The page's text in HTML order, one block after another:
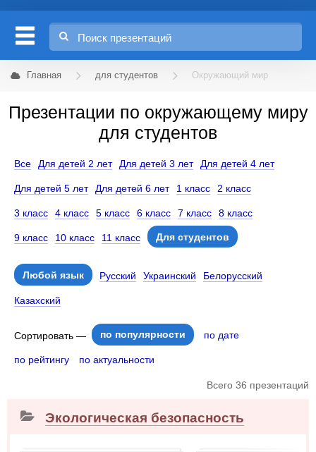
Главная для студентов Окружающий мир
Презентации по окружающему миру
для студентов
Все Для детей 2 лет Для детей 3 лет Для детей 4 лет
Для детей 5 лет Для детей 6 лет 1 класс 2 класс
3 класс 4 класс 5 класс 6 класс 7 класс 8 класс
9 класс 10 класс 11 класс Для студентов
Любой язык Русский Украинский Белорусский
Казахский
Сортировать — по популярности по дате
по рейтингу по актуальности
Всего 36 презентаций
Экологическая безопасность